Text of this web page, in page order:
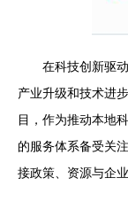
在科技创新驱
产业升级和技术进
目，作为推动本地
的服务体系备受关
接政策、资源与企